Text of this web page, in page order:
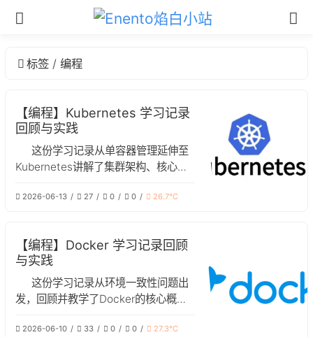
标签 编程
【编程】Kubernetes 学习记录
回顾与实践
这份学习记录从单容器管理延伸至
Kubernetes讲解了集群架构、核心概
2026-06-13 27 0 0 26.7℃
【编程】Docker 学习记录回顾
与实践
这份学习记录从环境一致性问题出
发，回顾并教学了Docker的核心概
2026-06-10 33 0 0 27.3℃